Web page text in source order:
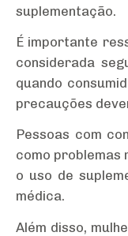
suplementação.
É importante
considerada
quando
precauções
Pessoas com
como problemas
o uso de
médica.
Além disso,